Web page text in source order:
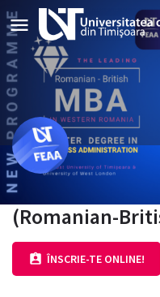
Master of
(Romanian-
ÎNSCRIE-TE ONLINE!